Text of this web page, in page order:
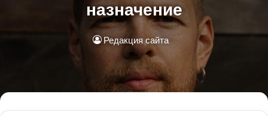
назначение
Редакция сайта